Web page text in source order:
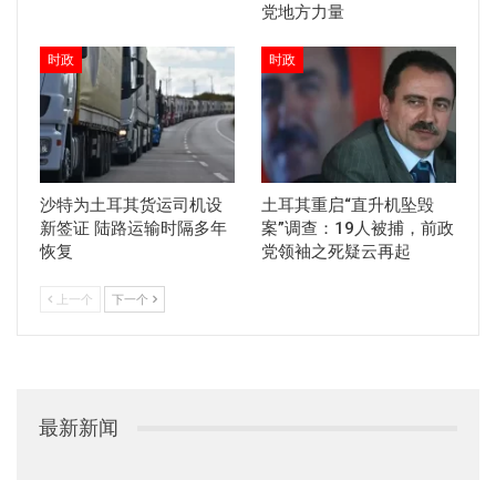
党地方力量
时政
沙特为土耳其货运司机设
新签证 陆路运输时隔多年
恢复
时政
土耳其重启“直升机坠毁
案”调查：19人被捕，前政
党领袖之死疑云再起
上一个 下一个
最新新闻